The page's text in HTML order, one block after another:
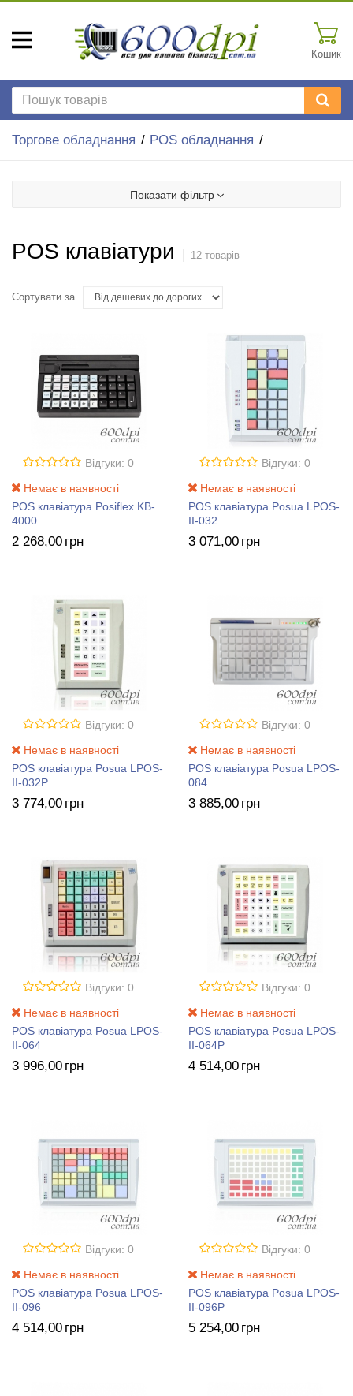
Кошик
Торгове обладнання POS обладнання
Показати фільтр
POS клавіатури 12 товарів
Сортувати за
Відгуки: 0
Немає в наявності
POS клавіатура Posiflex KB-
4000
2 268,00 грн
Відгуки: 0
Немає в наявності
POS клавіатура Posua LPOS-
II-032
3 071,00 грн
Відгуки: 0
Немає в наявності
POS клавіатура Posua LPOS-
II-032P
3 774,00 грн
Відгуки: 0
Немає в наявності
POS клавіатура Posua LPOS-
084
3 885,00 грн
Відгуки: 0
Немає в наявності
POS клавіатура Posua LPOS-
II-064
3 996,00 грн
Відгуки: 0
Немає в наявності
POS клавіатура Posua LPOS-
II-064P
4 514,00 грн
Відгуки: 0
Немає в наявності
POS клавіатура Posua LPOS-
II-096
4 514,00 грн
Відгуки: 0
Немає в наявності
POS клавіатура Posua LPOS-
II-096P
5 254,00 грн